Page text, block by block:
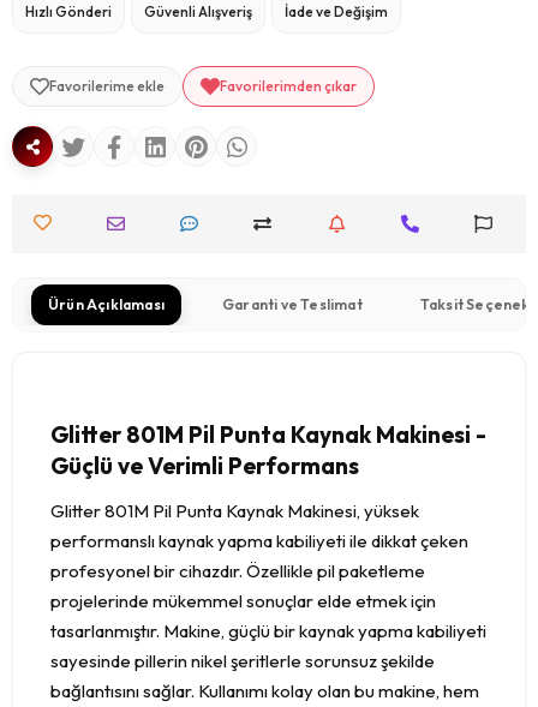
Hızlı Gönderi Güvenli Alışveriş İade ve Değişim
Favorilerime ekle Favorilerimden çıkar
Ürün Açıklaması Garanti ve Teslimat Taksit
Glitter 801M Pil Punta Kaynak Makinesi -
Güçlü ve Verimli Performans
Glitter 801M Pil Punta Kaynak Makinesi, yüksek
performanslı kaynak yapma kabiliyeti ile dikkat çeken
profesyonel bir cihazdır. Özellikle pil paketleme
projelerinde mükemmel sonuçlar elde etmek için
tasarlanmıştır. Makine, güçlü bir kaynak yapma kabiliyeti
sayesinde pillerin nikel şeritlerle sorunsuz şekilde
bağlantısını sağlar. Kullanımı kolay olan bu makine, hem